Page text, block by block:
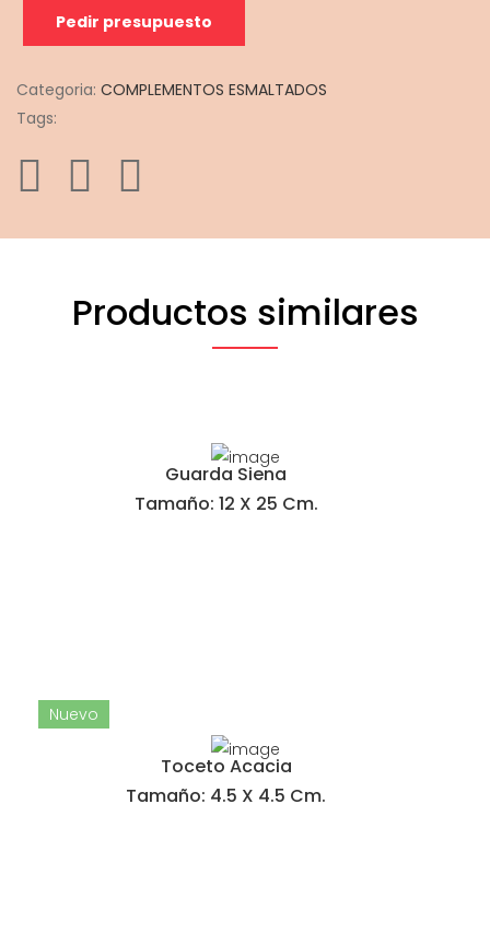
Pedir presupuesto
Categoria: COMPLEMENTOS ESMALTADOS
Tags:
Productos similares
Guarda Siena
Tamaño: 12 X 25 Cm.
Nuevo
Toceto Acacia
Tamaño: 4.5 X 4.5 Cm.